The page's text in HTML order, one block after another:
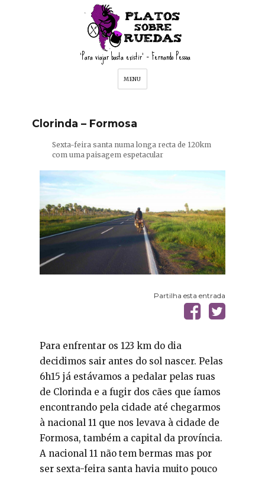
MENU
'Para viajar basta existir' – Fernando Pessoa
Clorinda – Formosa
Sexta-feira santa numa longa recta de 120km
com uma paisagem espetacular
Partilha esta entrada
Para enfrentar os 123 km do dia
decidimos sair antes do sol nascer. Pelas
6h15 já estávamos a pedalar pelas ruas
de Clorinda e a fugir dos cães que íamos
encontrando pela cidade até chegarmos
à nacional 11 que nos levava à cidade de
Formosa, também a capital da província.
A nacional 11 não tem bermas mas por
ser sexta-feira santa havia muito pouco